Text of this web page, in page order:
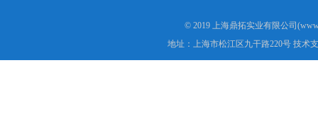
© 2019 上海鼎拓实业有限公司
地址：上海市松江区九干路220号 技术